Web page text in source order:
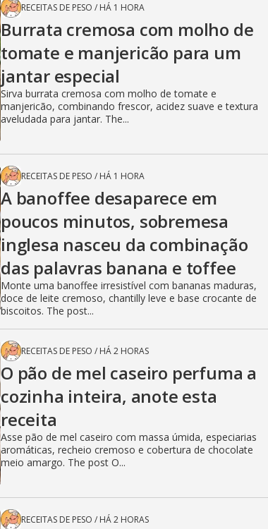
RECEITAS DE PESO / HÁ 1 HORA
Burrata cremosa com molho de
tomate e manjericão para um
jantar especial
Sirva burrata cremosa com molho de tomate e
manjericão, combinando frescor, acidez suave e textura
aveludada para jantar. The...
RECEITAS DE PESO / HÁ 1 HORA
A banoffee desaparece em
poucos minutos, sobremesa
inglesa nasceu da combinação
das palavras banana e toffee
Monte uma banoffee irresistível com bananas maduras,
doce de leite cremoso, chantilly leve e base crocante de
biscoitos. The post...
RECEITAS DE PESO / HÁ 2 HORAS
O pão de mel caseiro perfuma a
cozinha inteira, anote esta
receita
Asse pão de mel caseiro com massa úmida, especiarias
aromáticas, recheio cremoso e cobertura de chocolate
meio amargo. The post O...
RECEITAS DE PESO / HÁ 2 HORAS